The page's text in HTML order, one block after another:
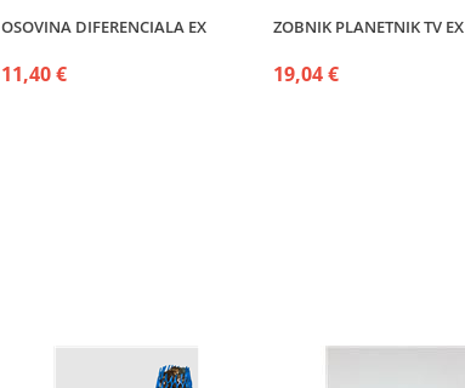
OSOVINA DIFERENCIALA EX
11,40 €
ZOBNIK PLANETNIK TV EX
19,04 €